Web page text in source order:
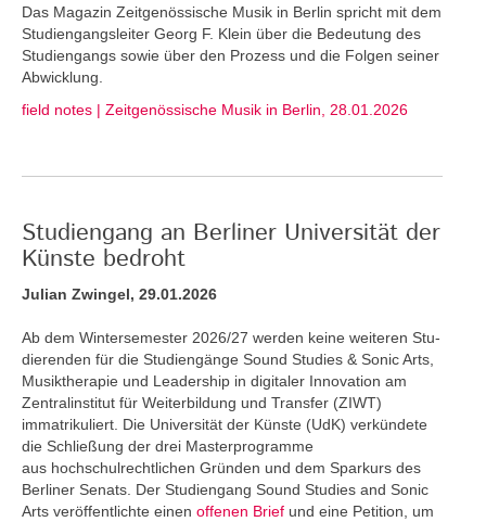
Das Magazin Zeitgenössische Musik in Berlin spricht mit dem
Studiengangsleiter Georg F. Klein über die Bedeutung des
Studiengangs sowie über den Prozess und die Folgen seiner
Abwicklung.
field notes | Zeitgenössische Musik in Berlin, 28.01.2026
Studiengang an Berliner Universität der
Künste bedroht
Julian Zwingel, 29.01.2026
Ab dem Wintersemester 2026/27 werden keine weiteren Stu­
dierenden für die Studiengänge Sound Studies & Sonic Arts,
Musiktherapie und Leadership in digitaler Innovation am
Zentralinstitut für Weiterbildung und Transfer (ZIWT)
immatrikuliert. Die Universität der Künste (UdK) verkündete
die Schließung der drei Masterprogramme
aus hochschulrechtlichen Gründen und dem Sparkurs des
Berliner Senats. Der Studiengang Sound Studies and Sonic
Arts veröffentlichte einen offenen Brief und eine Petition, um